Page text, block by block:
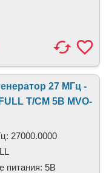
27 МГц -
T/CM 5В MVO-
27000.0000
питания: 5В